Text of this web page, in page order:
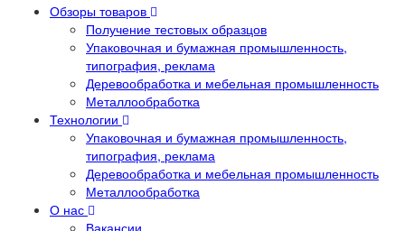
Обзоры товаров
Получение тестовых образцов
Упаковочная и бумажная промышленность,
типография, реклама
Деревообработка и мебельная промышленность
Металлообработка
Технологии
Упаковочная и бумажная промышленность,
типография, реклама
Деревообработка и мебельная промышленность
Металлообработка
О нас
Вакансии